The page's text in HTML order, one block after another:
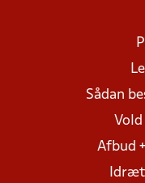
Sådan
Afbud